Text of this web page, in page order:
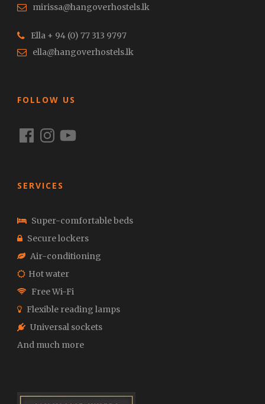
mirissa@hangoverhostels.lk
Ella + 94 (0) 77 313 9797
ella@hangoverhostels.lk
FOLLOW US
FacebookInstagramYouTube
SERVICES
Super-comfortable beds
Secure lockers
Air-conditioning
Hot water
Free Wi-Fi
Flexible reading lamps
Universal sockets
And much more